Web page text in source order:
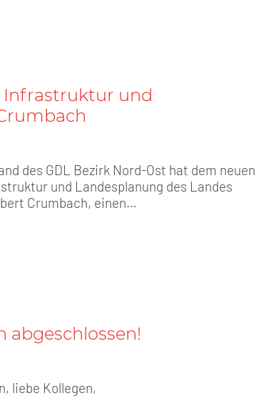
und
des GDL Bezirk Nord-Ost hat dem neuen
und Landesplanung des Landes
Crumbach, einen…
abgeschlossen!
liebe Kollegen,